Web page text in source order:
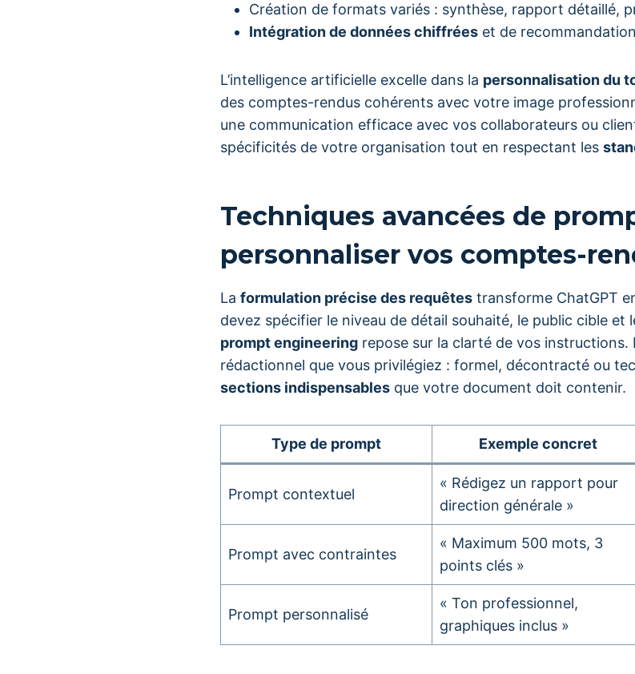
Création de formats variés : synthèse, rapport détaillé,
Intégration de données chiffrées et de
L’intelligence artificielle excelle dans la personnalisation du
des comptes-rendus cohérents avec votre image
une communication efficace avec vos collaborateurs ou
spécificités de votre organisation tout en respectant les
Techniques avancées de
personnaliser vos comptes-
La formulation précise des requêtes transforme ChatGPT
devez spécifier le niveau de détail souhaité, le public cible et
prompt engineering repose sur la clarté de vos
rédactionnel que vous privilégiez : formel, décontracté ou
sections indispensables que votre document doit contenir.
Type de prompt Exemple concret
Prompt contextuel
« Rédigez un rapport pour
direction générale »
Prompt avec contraintes
« Maximum 500 mots, 3
points clés »
Prompt personnalisé
« Ton professionnel,
graphiques inclus »